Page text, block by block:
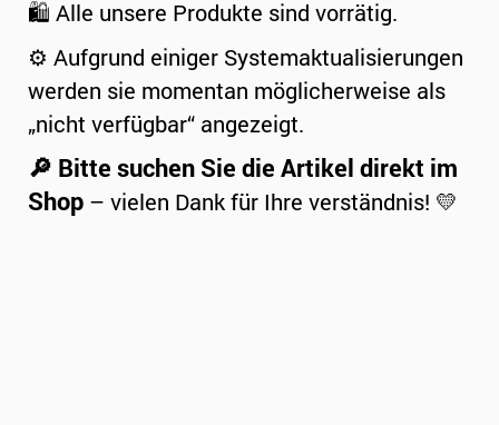
🛍️ Alle unsere Produkte sind vorrätig.
⚙️ Aufgrund einiger Systemaktualisierungen
werden sie momentan möglicherweise als
„nicht verfügbar“ angezeigt.
🔎 Bitte suchen Sie die Artikel direkt im
Shop – vielen Dank für Ihre verständnis! 💛